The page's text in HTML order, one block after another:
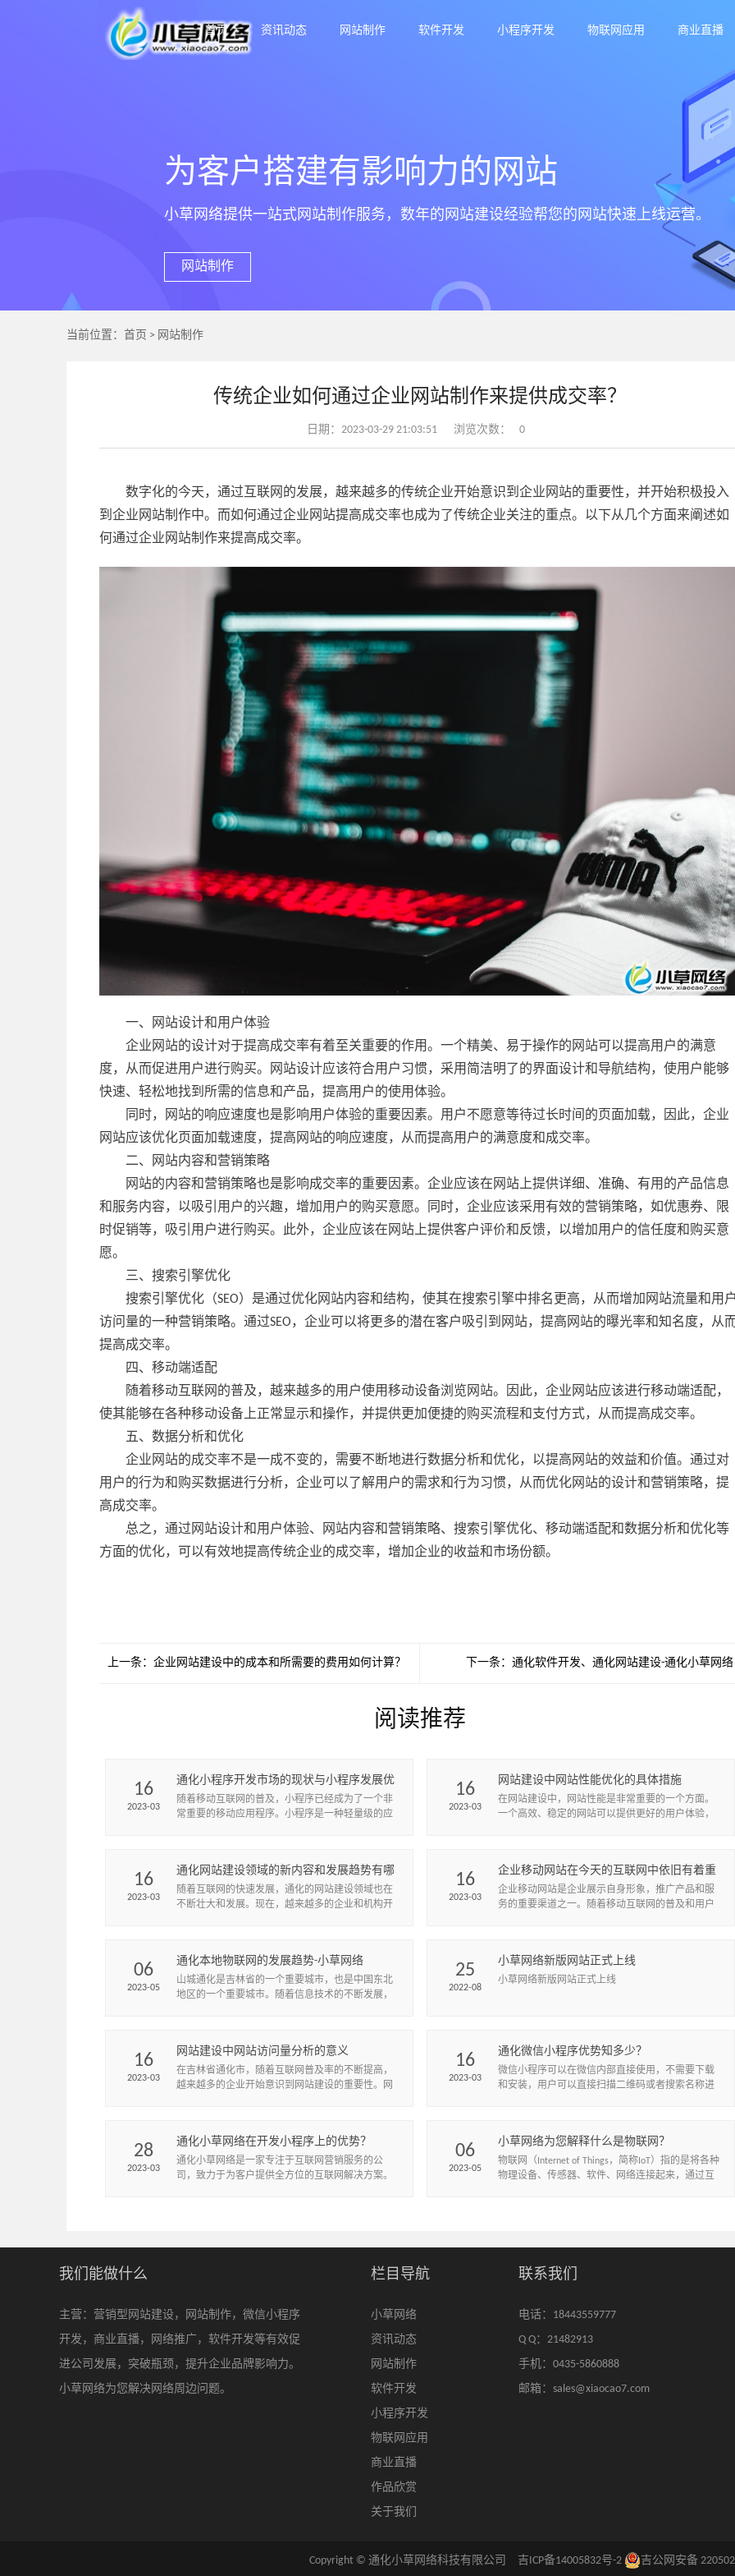
首页 资讯动态 网站制作 软件开发 小程序开发 物联网应用 商业直播
为客户搭建有影响力的网站
小草网络提供一站式网站制作服务，数年的网站建设经验帮您的网站快速上线运营。
网站制作
当前位置： 首页 > 网站制作
传统企业如何通过企业网站制作来提供成交率？
日期：2023-03-29 21:03:51 浏览次数： 0
数字化的今天，通过互联网的发展，越来越多的传统企业开始意识到企业网站的重要性，并开始积极投入
到企业网站制作中。而如何通过企业网站提高成交率也成为了传统企业关注的重点。以下从几个方面来阐述如
何通过企业网站制作来提高成交率。
一、网站设计和用户体验
企业网站的设计对于提高成交率有着至关重要的作用。一个精美、易于操作的网站可以提高用户的满意
度，从而促进用户进行购买。网站设计应该符合用户习惯，采用简洁明了的界面设计和导航结构，使用户能够
快速、轻松地找到所需的信息和产品，提高用户的使用体验。
同时，网站的响应速度也是影响用户体验的重要因素。用户不愿意等待过长时间的页面加载，因此，企业
网站应该优化页面加载速度，提高网站的响应速度，从而提高用户的满意度和成交率。
二、网站内容和营销策略
网站的内容和营销策略也是影响成交率的重要因素。企业应该在网站上提供详细、准确、有用的产品信息
和服务内容，以吸引用户的兴趣，增加用户的购买意愿。同时，企业应该采用有效的营销策略，如优惠券、限
时促销等，吸引用户进行购买。此外，企业应该在网站上提供客户评价和反馈，以增加用户的信任度和购买意
愿。
三、搜索引擎优化
搜索引擎优化（SEO）是通过优化网站内容和结构，使其在搜索引擎中排名更高，从而增加网站流量和用
访问量的一种营销策略。通过SEO，企业可以将更多的潜在客户吸引到网站，提高网站的曝光率和知名度，从
提高成交率。
四、移动端适配
随着移动互联网的普及，越来越多的用户使用移动设备浏览网站。因此，企业网站应该进行移动端适配，
使其能够在各种移动设备上正常显示和操作，并提供更加便捷的购买流程和支付方式，从而提高成交率。
五、数据分析和优化
企业网站的成交率不是一成不变的，需要不断地进行数据分析和优化，以提高网站的效益和价值。通过对
用户的行为和购买数据进行分析，企业可以了解用户的需求和行为习惯，从而优化网站的设计和营销策略，提
高成交率。
总之，通过网站设计和用户体验、网站内容和营销策略、搜索引擎优化、移动端适配和数据分析和优化等
方面的优化，可以有效地提高传统企业的成交率，增加企业的收益和市场份额。
上一条： 企业网站建设中的成本和所需要的费用如何计算？ 下一条：通化软件开发、通化网站建设-通化小草网络
阅读推荐
16
2023-03
通化小程序开发市场的现状与小程序发展优
势
​随着移动互联网的普及，小程序已经成为了一个非
常重要的移动应用程序。小程序是一种轻量级的应
16
2023-03
网站建设中网站性能优化的具体措施
在网站建设中，网站性能是非常重要的一个方面。
一个高效、稳定的网站可以提供更好的用户体验，
16
2023-03
通化网站建设领域的新内容和发展趋势有哪
些呢？
随着互联网的快速发展，通化的网站建设领域也在
不断壮大和发展。现在，越来越多的企业和机构开
16
2023-03
企业移动网站在今天的互联网中依旧有着重
要的价值
企业移动网站是企业展示自身形象，推广产品和服
务的重要渠道之一。随着移动互联网的普及和用户
06
2023-05
通化本地物联网的发展趋势-小草网络
​山城通化是吉林省的一个重要城市，也是中国东北
地区的一个重要城市。随着信息技术的不断发展，
25
2022-08
小草网络新版网站正式上线
小草网络新版网站正式上线
16
2023-03
网站建设中网站访问量分析的意义
在吉林省通化市，随着互联网普及率的不断提高，
越来越多的企业开始意识到网站建设的重要性。网
16
2023-03
通化微信小程序优势知多少？
微信小程序可以在微信内部直接使用，不需要下载
和安装，用户可以直接扫描二维码或者搜索名称进
28
2023-03
通化小草网络在开发小程序上的优势？
通化小草网络是一家专注于互联网营销服务的公
司，致力于为客户提供全方位的互联网解决方案。
06
2023-05
小草网络为您解释什么是物联网？
物联网（Internet of Things，简称IoT）指的是将各种
物理设备、传感器、软件、网络连接起来，通过互
我们能做什么
主营：营销型网站建设，网站制作，微信小程序
开发，商业直播，网络推广，软件开发等有效促
进公司发展，突破瓶颈，提升企业品牌影响力。
小草网络为您解决网络周边问题。
栏目导航
小草网络
资讯动态
网站制作
软件开发
小程序开发
物联网应用
商业直播
作品欣赏
关于我们
联系我们
电话：18443559777
Q Q：21482913
手机：0435-5860888
邮箱：sales@xiaocao7.com
Copyright © 通化小草网络科技有限公司 吉ICP备14005832号-2 吉公网安备